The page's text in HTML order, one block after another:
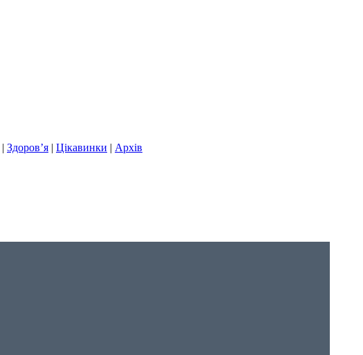
| Здоров’я | Цікавинки | Архів